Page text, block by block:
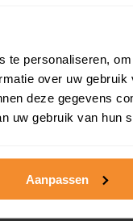
te personaliseren,
over uw
deze gegevens
uw gebruik van hun
Aanpassen